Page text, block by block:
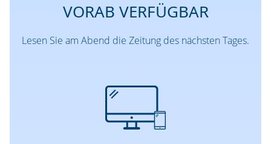
VORAB VERFÜGBAR
Lesen Sie am Abend die Zeitung des nächsten Tages.